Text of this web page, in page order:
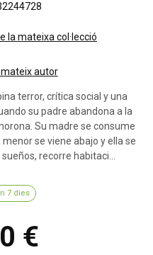
la mateixa col·lecció
autor
terror, crítica social y una
su padre abandona a la
Su madre se consume
se viene abajo y ella se
recorre habitaci...
7 dies
€